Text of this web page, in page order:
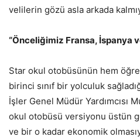
velilerin gözü asla arkada
“Önceliğimiz Fransa, İspanya
Star okul otobüsünün hem
birinci sınıf bir yolculuk
İşler Genel Müdür Yardımcısı
okul otobüsü versiyonu üstün
ve bir o kadar ekonomik